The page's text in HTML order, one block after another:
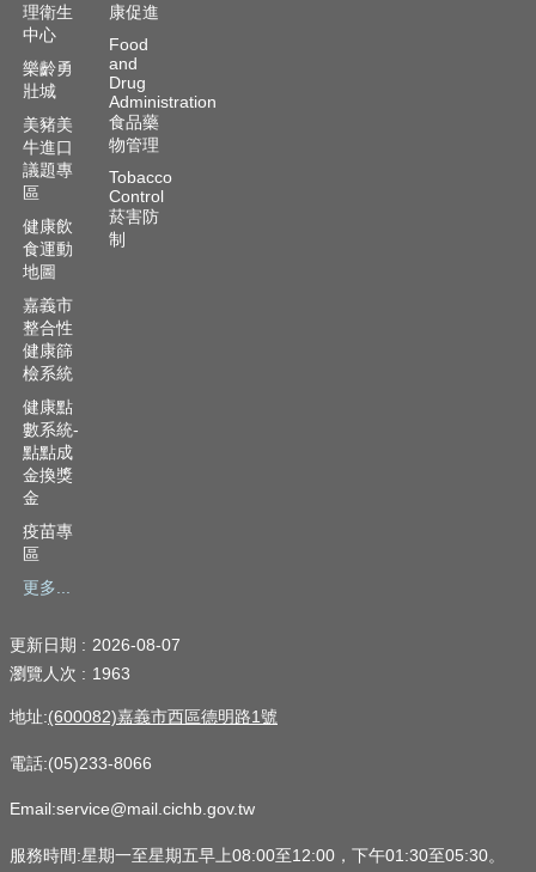
理衛生
中心
樂齡勇
壯城
美豬美
牛進口
議題專
區
健康飲
食運動
地圖
嘉義市
整合性
健康篩
檢系統
健康點
數系統-
點點成
金換獎
金
疫苗專
區
更多...
康促進
Food
and
Drug
Administration
食品藥
物管理
Tobacco
Control
菸害防
制
更新日期
2026-08-07
瀏覽人次
1963
地址:(600082)嘉義市西區德明路1號
電話:(05)233-8066
Email:service@mail.cichb.gov.tw
服務時間:星期一至星期五早上08:00至12:00，下午01:30至05:30。